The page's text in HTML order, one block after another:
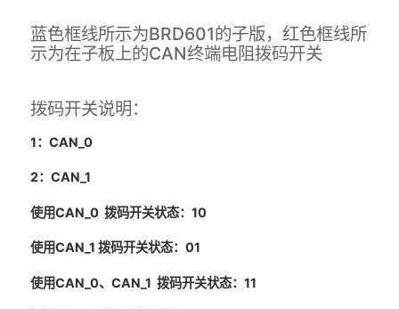
蓝色框线所示为BRD601的子版，红色框线所
示为在子板上的CAN终端电阻拨码开关
拨码开关说明：
1：CAN_0
2：CAN_1
使用CAN_0 拨码开关状态：10
使用CAN_1 拨码开关状态：01
使用CAN_0、CAN_1 拨码开关状态：11